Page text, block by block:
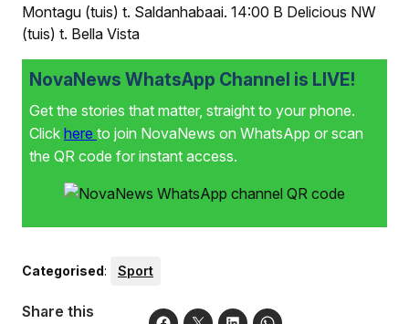
Montagu (tuis) t. Saldanhabaai. 14:00 B Delicious NW
(tuis) t. Bella Vista
NovaNews WhatsApp Channel is LIVE!
Get the stories that matter, straight to your phone.
Click here to join NovaNews on WhatsApp or scan
the QR code for instant access.
Categorised: Sport
Share this